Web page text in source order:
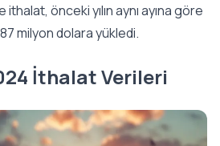
önceki yılın aynı ayına göre
milyon dolara yükledi.
İthalat Verileri